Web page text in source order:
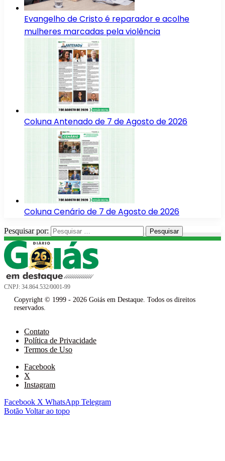
Evangelho de Cristo é reparador e acolhe
mulheres marcadas pela violência
Coluna Antenado de 7 de Agosto de 2026
Coluna Cenário de 7 de Agosto de 2026
Pesquisar por:
CNPJ: 34.864.532/0001-99
Copyright © 1999 - 2026 Goiás em Destaque. Todos os direitos
reservados.
Contato
Política de Privacidade
Termos de Uso
Facebook
X
Instagram
Facebook X WhatsApp Telegram
Botão Voltar ao topo